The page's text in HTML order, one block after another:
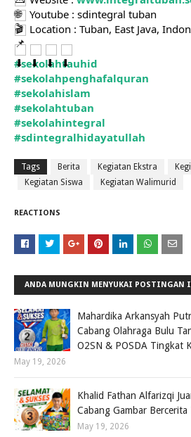
Youtube : sdintegral tuban
Location : Tuban, East Java,
#sekolahtauhid
#sekolahpenghafalquran
#sekolahislam
#sekolahtuban
#sekolahintegral
#sdintegralhidayatullah
Tags Berita Kegiatan Ekstra
Kegiatan Siswa
Kegiatan Walimurid
REACTIONS
ANDA MUNGKIN MENYUKAI POSTINGAN
Mahardika Arkansyah
Cabang Olahraga Bulu
O2SN & POSDA Tingkat
May 19, 2026
Khalid Fathan Alfarizqi
Cabang Gambar
May 19, 2026